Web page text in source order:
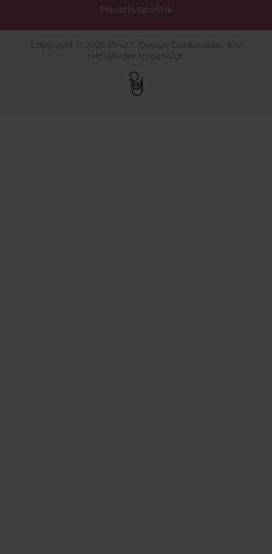
Privatlivspolitik
Copyright © 2026 Pind J. Design Guldsmedie. Alle
rettigheder forbeholdt.